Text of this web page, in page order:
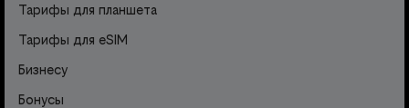
Тарифы для планшета
Тарифы для eSIM
Бизнесу
Бонусы